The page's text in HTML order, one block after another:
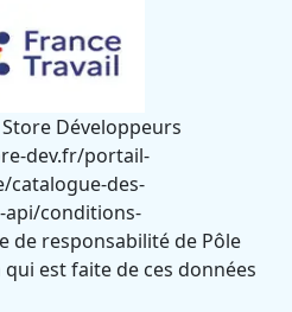
Développeurs
dev.fr/portail-
catalogue-des-
conditions-
de responsabilité de Pôle
est faite de ces données